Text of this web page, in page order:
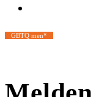
GBTQ men*